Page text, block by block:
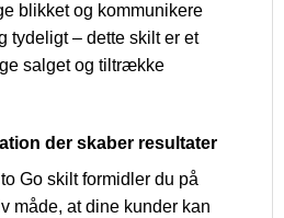
blikket og kommunikere
tydeligt – dette skilt er et
salget og tiltrække
der skaber resultater
Go skilt formidler du på
måde, at dine kunder kan